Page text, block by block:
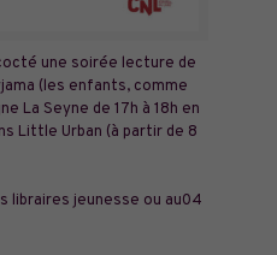
une soirée lecture de
(les enfants, comme
La Seyne de 17h à 18h en
Little Urban (à partir de 8
libraires jeunesse ou au04